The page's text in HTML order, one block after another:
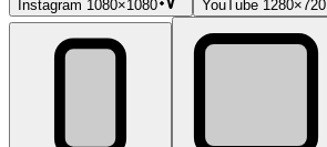
Instagram 1080×1080 YouTube 1280×720